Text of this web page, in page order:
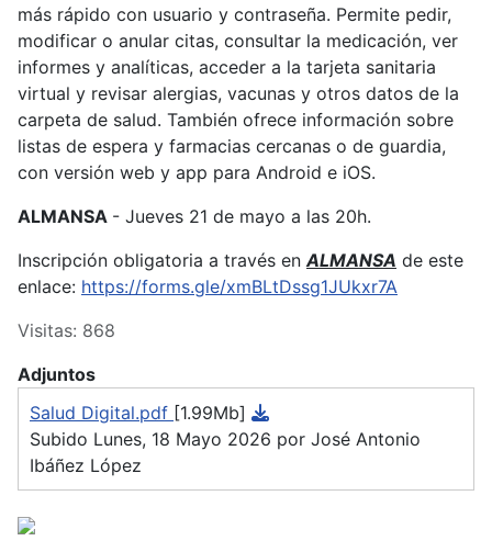
más rápido con usuario y contraseña. Permite pedir,
modificar o anular citas, consultar la medicación, ver
informes y analíticas, acceder a la tarjeta sanitaria
virtual y revisar alergias, vacunas y otros datos de la
carpeta de salud. También ofrece información sobre
listas de espera y farmacias cercanas o de guardia,
con versión web y app para Android e iOS.
ALMANSA - Jueves 21 de mayo a las 20h.
Inscripción obligatoria a través en ALMANSA de este
enlace: https://forms.gle/xmBLtDssg1JUkxr7A
Visitas: 868
Adjuntos
Salud Digital.pdf [1.99Mb]
Subido Lunes, 18 Mayo 2026 por José Antonio
Ibáñez López